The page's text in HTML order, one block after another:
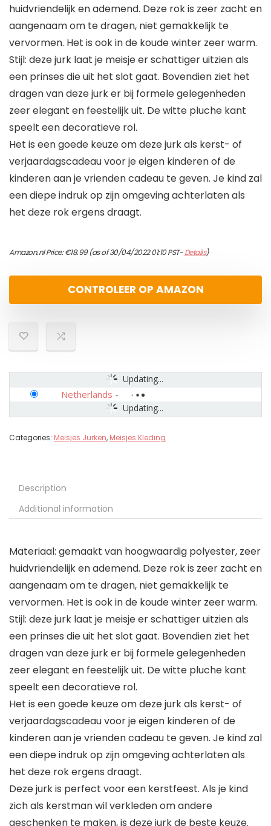
huidvriendelijk en ademend. Deze rok is zeer zacht en
aangenaam om te dragen, niet gemakkelijk te
vervormen. Het is ook in de koude winter zeer warm.
Stijl: deze jurk laat je meisje er schattiger uitzien als
een prinses die uit het slot gaat. Bovendien ziet het
dragen van deze jurk er bij formele gelegenheden
zeer elegant en feestelijk uit. De witte pluche kant
speelt een decoratieve rol.
Het is een goede keuze om deze jurk als kerst- of
verjaardagscadeau voor je eigen kinderen of de
kinderen aan je vrienden cadeau te geven. Je kind zal
een diepe indruk op zijn omgeving achterlaten als
het deze rok ergens draagt.
Amazon.nl Price:€18.99(as of 30/04/2022 01:10 PST-Details)
CONTROLEER OP AMAZON
Updating...
Updating...
Netherlands -
Categories: Meisjes Jurken, Meisjes Kleding
Description
Additional information
Materiaal: gemaakt van hoogwaardig polyester, zeer
huidvriendelijk en ademend. Deze rok is zeer zacht en
aangenaam om te dragen, niet gemakkelijk te
vervormen. Het is ook in de koude winter zeer warm.
Stijl: deze jurk laat je meisje er schattiger uitzien als
een prinses die uit het slot gaat. Bovendien ziet het
dragen van deze jurk er bij formele gelegenheden
zeer elegant en feestelijk uit. De witte pluche kant
speelt een decoratieve rol.
Het is een goede keuze om deze jurk als kerst- of
verjaardagscadeau voor je eigen kinderen of de
kinderen aan je vrienden cadeau te geven. Je kind zal
een diepe indruk op zijn omgeving achterlaten als
het deze rok ergens draagt.
Deze jurk is perfect voor een kerstfeest. Als je kind
zich als kerstman wil verkleden om andere
geschenken te maken, is deze jurk de beste keuze.